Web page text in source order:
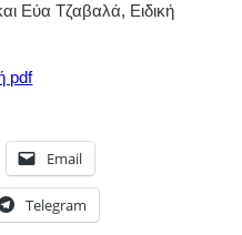
Εύα Τζαβαλά, Ειδική
pdf
Email
Telegram